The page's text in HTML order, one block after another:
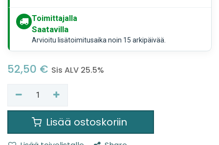
Toimittajalla
Saatavilla
Arvioitu lisätoimitusaika noin 15 arkipäivää.
52,50 € Sis ALV 25.5%
Lisää ostoskoriin